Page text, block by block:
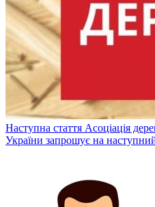
Наступна стаття Асоціація
України запрошує на